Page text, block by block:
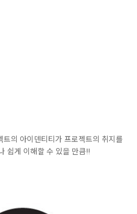
트의 아이덴티티가 프로젝트의 취지를
쉽게 이해할 수 있을 만큼!!